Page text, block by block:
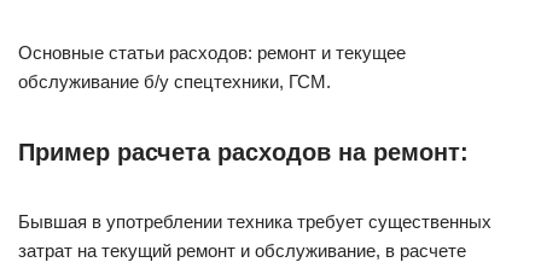
Основные статьи расходов: ремонт и текущее
обслуживание б/у спецтехники, ГСМ.
Пример расчета расходов на ремонт:
Бывшая в употреблении техника требует существенных
затрат на текущий ремонт и обслуживание, в расчете